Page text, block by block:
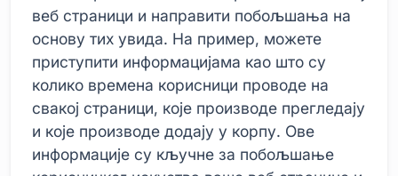
веб страници и направити побољшања на
основу тих увида. На пример, можете
приступити информацијама као што су
колико времена корисници проводе на
свакој страници, које производе прегледају
и које производе додају у корпу. Ове
информације су кључне за побољшање